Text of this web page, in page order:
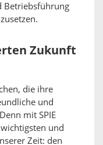
Betriebsführung
Zukunft
die ihre
und
mit SPIE
und
Zeit: den